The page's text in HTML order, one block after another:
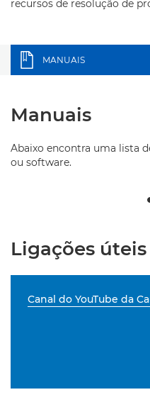
recursos de resolução de
MANUAIS
Manuais
Abaixo encontra uma lista
ou software.
Ligações úteis
Canal do YouTube da